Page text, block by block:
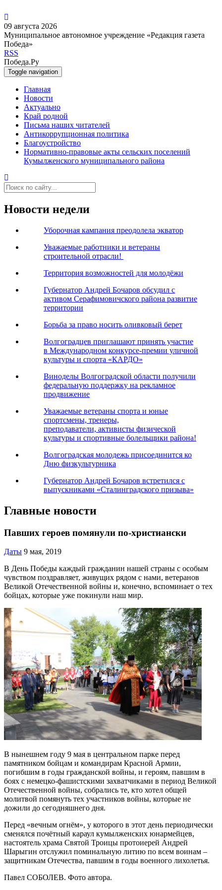
09 августа 2026
Муниципальное автономное учреждение «Редакция газета
Победа»
RSS
Победа.Ру
Toggle navigation
Главная
Новости
Актуально
Край родной
Письма наших читателей
Антикоррупционная политика
Благоустройство
Нормативно-правовые акты сельских поселений
Кумылженского муниципального района
Новости недели
Уборочная кампания преодолела экватор
Уважаемые работники и ветераны
строительной отрасли!
Территория возможностей для молодёжи
Губернатор Андрей Бочаров обсудил с
активом Серафимовичского района развитие
территории
Борьба за право носить оливковый берет
Волгоградцев приглашают принять участие
в Международном конкурсе-премии уличной
культуры и спорта «КАРДО»
Виноделы Волгоградской области получили
федеральную поддержку на рекламное
продвижение
Уважаемые ветераны спорта и юные
спортсмены, тренеры,
преподаватели, активисты физической
культуры и спортивные болельщики района!
Волгоградская молодежь присоединится ко
Дню физкультурника
Губернатор Андрей Бочаров встретился с
выпускниками «Сталинградского призыва»
Главные новости
Павших героев помянули по-христиански
Даты 9 мая, 2019
В День Победы каждый гражданин нашей страны с особым
чувством поздравляет, живущих рядом с нами, ветеранов
Великой Отечественной войны и, конечно, вспоминает о тех
бойцах, которые уже покинули наш мир.
В нынешнем году 9 мая в центральном парке перед
памятником бойцам и командирам Красной Армии,
погибшим в годы гражданской войны, и героям, павшим в
боях с немецко-фашистскими захватчиками в период Великой
Отечественной войны, собрались те, кто хотел общей
молитвой помянуть тех участников войны, которые не
дожили до сегодняшнего дня.
Перед «вечным огнём», у которого в этот день периодически
сменялся почётный караул кумылженских юнармейцев,
настоятель храма Святой Троицы протоиерей Андрей
Шарыгин отслужил поминальную литию по всем воинам –
защитникам Отечества, павшим в годы военного лихолетья.
Павел СОБОЛЕВ. Фото автора.